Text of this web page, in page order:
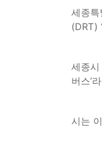
세종
(DRT)
세종시
버스’
시는